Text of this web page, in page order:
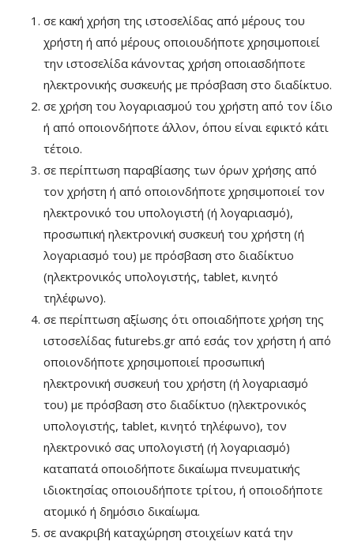
σε κακή χρήση της ιστοσελίδας από μέρους του
χρήστη ή από μέρους οποιουδήποτε χρησιμοποιεί
την ιστοσελίδα κάνοντας χρήση οποιασδήποτε
ηλεκτρονικής συσκευής με πρόσβαση στο διαδίκτυο.
σε χρήση του λογαριασμού του χρήστη από τον ίδιο
ή από οποιονδήποτε άλλον, όπου είναι εφικτό κάτι
τέτοιο.
σε περίπτωση παραβίασης των όρων χρήσης από
τον χρήστη ή από οποιονδήποτε χρησιμοποιεί τον
ηλεκτρονικό του υπολογιστή (ή λογαριασμό),
προσωπική ηλεκτρονική συσκευή του χρήστη (ή
λογαριασμό του) με πρόσβαση στο διαδίκτυο
(ηλεκτρονικός υπολογιστής, tablet, κινητό
τηλέφωνο).
σε περίπτωση αξίωσης ότι οποιαδήποτε χρήση της
ιστοσελίδας futurebs.gr από εσάς τον χρήστη ή από
οποιονδήποτε χρησιμοποιεί προσωπική
ηλεκτρονική συσκευή του χρήστη (ή λογαριασμό
του) με πρόσβαση στο διαδίκτυο (ηλεκτρονικός
υπολογιστής, tablet, κινητό τηλέφωνο), τον
ηλεκτρονικό σας υπολογιστή (ή λογαριασμό)
καταπατά οποιοδήποτε δικαίωμα πνευματικής
ιδιοκτησίας οποιουδήποτε τρίτου, ή οποιοδήποτε
ατομικό ή δημόσιο δικαίωμα.
σε ανακριβή καταχώρηση στοιχείων κατά την